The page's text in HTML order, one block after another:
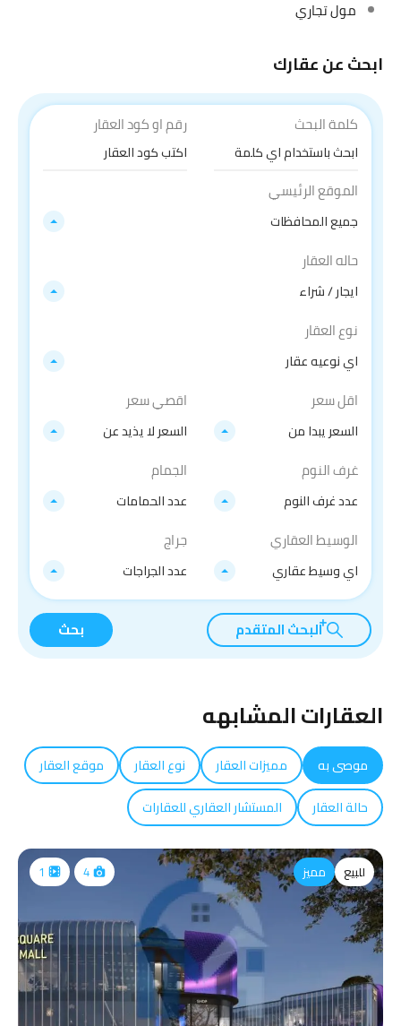
مول تجاري
ابحث عن عقارك
كلمة البحث رقم او كود العقار
الموقع الرئيسي
جميع المحافظات
حاله العقار
ايجار / شراء
نوع العقار
اي نوعيه عقار
اقل سعر
السعر يبدا من
اقصي سعر
السعر لا يذيد عن
غرف النوم
عدد غرف النوم
الجمام
عدد الحمامات
الوسيط العقاري
اي وسيط عقاري
جراج
عدد الجراجات
البحث المتقدم بحث
العقارات المشابهه
موصى به مميزات العقار نوع العقار
موقع العقار
حالة العقار
المستشار العقاري للعقارات
للبيع مميز 4
1